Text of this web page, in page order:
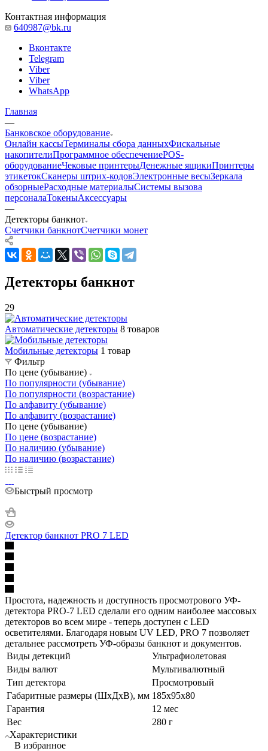
Контактная информация
640987@bk.ru
Вконтакте
Telegram
Viber
Viber
WhatsApp
Главная
—
Банковское оборудование
Онлайн кассыТерминалы сбора данныхФискальные
накопителиПрограммное обеспечениеPOS-
оборудованиеЧековые принтерыДенежные ящикиПринтеры
этикетокСканеры штрих-кодовЭлектронные весыЗеркала
обзорныеРасходные материалыСистемы вызова
персоналаТокеныАксессуары
—
Детекторы банкнот
Счетчики банкнотСчетчики монет
Детекторы банкнот
29
Автоматические детекторы 8 товаров
Мобильные детекторы 1 товар
Фильтр
По цене (убывание)
По популярности (убывание)
По популярности (возрастание)
По алфавиту (убывание)
По алфавиту (возрастание)
По цене (убывание)
По цене (возрастание)
По наличию (убывание)
По наличию (возрастание)
Быстрый просмотр
Детектор банкнот PRO 7 LED
Простота, надежность и доступность просмотрового УФ-
детектора PRO-7 LED сделали его одним наиболее массовых
детекторов во всем мире - теперь доступен с LED
осветителями. Благодаря новым UV LED, PRO 7 позволяет
детальнее рассмотреть УФ-образы банкнот и документов.
Виды детекций
Ультрафиолетовая
Виды валют
Мультивалютный
Тип детектора
Просмотровый
Габаритные размеры (ШхДхВ), мм 185x95x80
Гарантия
12 мес
Вес
280 г
Характеристики
В избранное